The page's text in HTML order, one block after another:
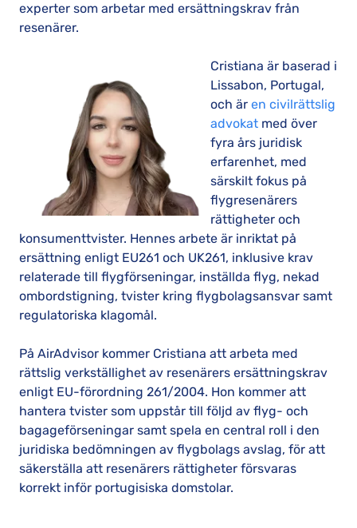
experter som arbetar med ersättningskrav från
resenärer.
Cristiana är baserad i
Lissabon, Portugal,
och är en civilrättslig
advokat med över
fyra års juridisk
erfarenhet, med
särskilt fokus på
flygresenärers
rättigheter och
konsumenttvister. Hennes arbete är inriktat på
ersättning enligt EU261 och UK261, inklusive krav
relaterade till flygförseningar, inställda flyg, nekad
ombordstigning, tvister kring flygbolagsansvar samt
regulatoriska klagomål.
På AirAdvisor kommer Cristiana att arbeta med
rättslig verkställighet av resenärers ersättningskrav
enligt EU-förordning 261/2004. Hon kommer att
hantera tvister som uppstår till följd av flyg- och
bagageförseningar samt spela en central roll i den
juridiska bedömningen av flygbolags avslag, för att
säkerställa att resenärers rättigheter försvaras
korrekt inför portugisiska domstolar.